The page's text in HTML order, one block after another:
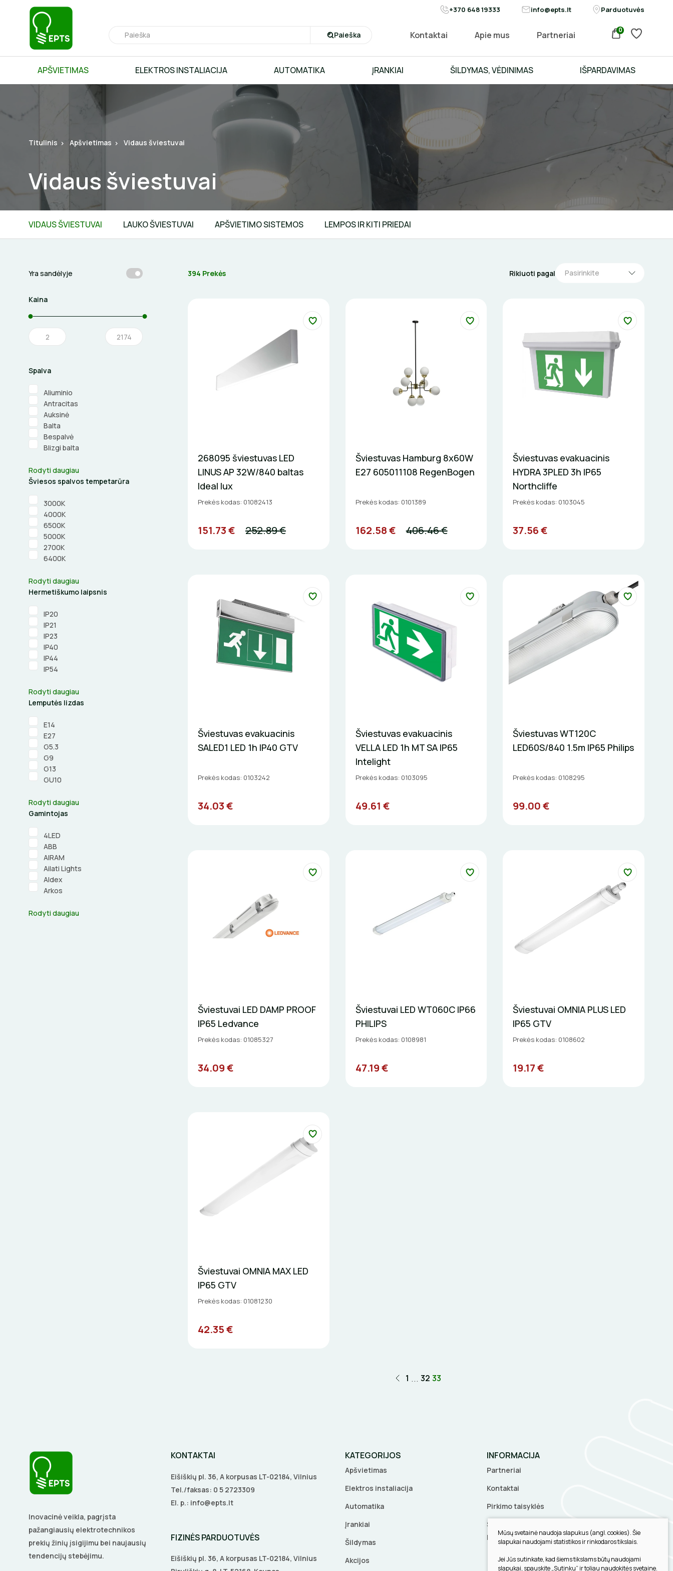
+370 648 19333 info@epts.lt Parduotuvės
Paieška Kontaktai Apie mus Partneriai 0
APŠVIETIMAS ELEKTROS INSTALIACIJA AUTOMATIKA ĮRANKIAI ŠILDYMAS, VĖDINIMAS IŠPARDAVIMAS
Titulinis Apšvietimas Vidaus šviestuvai
Vidaus šviestuvai
VIDAUS ŠVIESTUVAI LAUKO ŠVIESTUVAI APŠVIETIMO SISTEMOS LEMPOS IR KITI PRIEDAI
Yra sandėlyje
Kaina
Spalva
Aliuminio
Antracitas
Auksinė
Balta
Bespalvė
Blizgi balta
Rodyti daugiau
Šviesos spalvos tempetarūra
3000K
4000K
6500K
5000K
2700K
6400K
Rodyti daugiau
Hermetiškumo laipsnis
IP20
IP21
IP23
IP40
IP44
IP54
Rodyti daugiau
Lemputės lizdas
E14
E27
G5.3
G9
G13
GU10
Rodyti daugiau
Gamintojas
4LED
ABB
AIRAM
Ailati Lights
Aldex
Arkos
Rodyti daugiau
394 Prekės Rikiuoti pagal Pasirinkite
268095 šviestuvas LED
LINUS AP 32W/840 baltas
Ideal lux
Prekės kodas: 01082413
151.73 € 252.89 €
Šviestuvas Hamburg 8x60W
E27 605011108 RegenBogen
Prekės kodas: 0101389
162.58 € 406.46 €
Šviestuvas evakuacinis
HYDRA 3PLED 3h IP65
Northcliffe
Prekės kodas: 0103045
37.56 €
Šviestuvas evakuacinis
SALED1 LED 1h IP40 GTV
Prekės kodas: 0103242
34.03 €
Šviestuvas evakuacinis
VELLA LED 1h MT SA IP65
Intelight
Prekės kodas: 0103095
49.61 €
Šviestuvas WT120C
LED60S/840 1.5m IP65 Philips
Prekės kodas: 0108295
99.00 €
Šviestuvai LED DAMP PROOF
IP65 Ledvance
Prekės kodas: 01085327
34.09 €
Šviestuvai LED WT060C IP66
PHILIPS
Prekės kodas: 0108981
47.19 €
Šviestuvai OMNIA PLUS LED
IP65 GTV
Prekės kodas: 0108602
19.17 €
Šviestuvai OMNIA MAX LED
IP65 GTV
Prekės kodas: 01081230
42.35 €
1 ... 32 33
Inovacinė veikla, pagrįsta
pažangiausių elektrotechnikos
prekių žinių įsigijimu bei naujausių
tendencijų stebėjimu.
KONTAKTAI
Eišiškių pl. 36, A korpusas LT-02184, Vilnius
Tel./faksas: 0 5 2723309
El. p.: info@epts.lt
FIZINĖS PARDUOTUVĖS
Eišiškių pl. 36, A korpusas LT-02184, Vilnius
KATEGORIJOS
Apšvietimas
Elektros instaliacija
Automatika
Įrankiai
Šildymas
Akcijos
INFORMACIJA
Partneriai
Kontaktai
Pirkimo taisyklės
Slapukų parinktys
Privatumo politika
Mūsų svetainė naudoja slapukus (angl. cookies). Šie
slapukai naudojami statistikos ir rinkodaros tikslais.
Jei Jūs sutinkate, kad šiems tikslams būtų naudojami
slapukai, spauskite „Sutinku“ ir toliau naudokitės svetaine.